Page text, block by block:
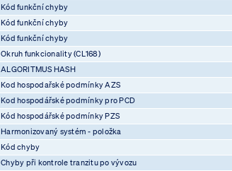
Kód funkční chyby
Kód funkční chyby
Kód funkční chyby
Okruh funkcionality (CL168)
ALGORITMUS HASH
Kod hospodařské podmínky AZS
Kod hospodářské podmínky pro PCD
Kód hospodářské podmínky PZS
Harmonizovaný systém - položka
Kód chyby
Chyby při kontrole tranzitu po vývozu